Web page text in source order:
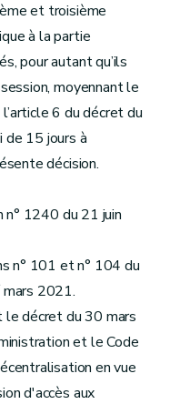
et troisième
à la partie
pour autant qu’ils
moyennant le
6 du décret du
de 15 jours à
décision.
n° 1240 du 21 juin
n° 101 et n° 104 du
mars 2021.
décret du 30 mars
et le Code
en vue
d'accès aux